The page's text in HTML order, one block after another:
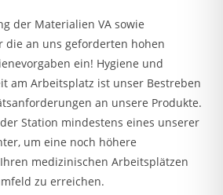
der Materialien VA sowie
an uns geforderten hohen
ein! Hygiene und
am Arbeitsplatz ist unser Bestreben
an unsere Produkte.
Station mindestens eines unserer
um eine noch höhere
medizinischen Arbeitsplätzen
zu erreichen.